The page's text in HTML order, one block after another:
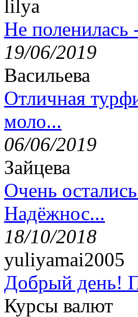
lilya
Не поленилась
19/06/2019
Васильева
Отличная
моло...
06/06/2019
Зайцева
Очень
Надёжнос...
18/10/2018
yuliyamai2005
Добрый день!
Курсы валют